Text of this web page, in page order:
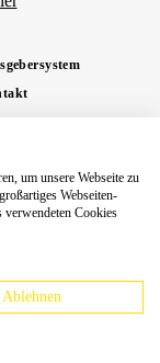
Tulln
webgate.ec.europa.eu/odr
um unsere Webseite zu
Webseiten-
Cookies
Ablehnen